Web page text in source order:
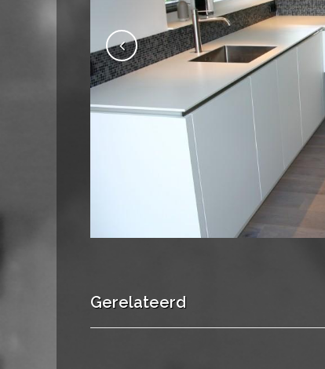
Gerelateerd